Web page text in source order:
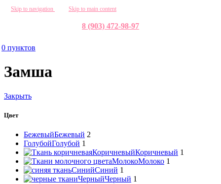
Skip to navigation Skip to main content
8 (903) 472-98-97
0 пунктов
Замша
Закрыть
Цвет
БежевыйБежевый 2
ГолубойГолубой 1
КоричневыйКоричневый 1
МолокоМолоко 1
СинийСиний 1
ЧерныйЧерный 1